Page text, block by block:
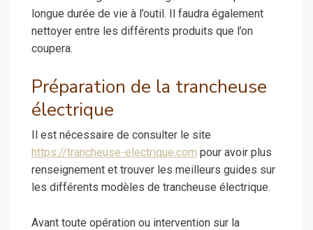
longue durée de vie à l’outil. Il faudra également
nettoyer entre les différents produits que l’on
coupera.
Préparation de la trancheuse
électrique
Il est nécessaire de consulter le site
https://trancheuse-electrique.com pour avoir plus
renseignement et trouver les meilleurs guides sur
les différents modèles de trancheuse électrique.
Avant toute opération ou intervention sur la